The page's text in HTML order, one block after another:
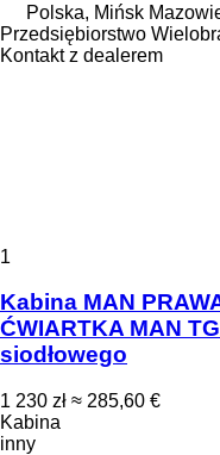
Polska, Mińsk
Przedsiębiorstwo
Kontakt z dealerem
1
Kabina MAN
ĆWIARTKA MAN
siodłowego
1 230 zł ≈ 285,60 €
Kabina
inny